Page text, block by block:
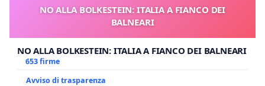
NO ALLA BOLKESTEIN: ITALIA A FIANCO DEI
BALNEARI
NO ALLA BOLKESTEIN: ITALIA A FIANCO DEI BALNEARI
653 firme
Avviso di trasparenza